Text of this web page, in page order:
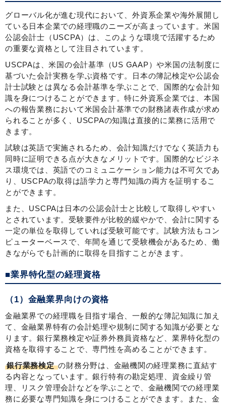
グローバル化が進む現代において、外資系企業や海外展開し
ている日本企業での経理職のニーズが高まっています。米国
公認会計士（USCPA）は、このような環境で活躍するため
の重要な資格として注目されています。
USCPAは、米国の会計基準（US GAAP）や米国の法制度に
基づいた会計実務を学ぶ資格です。日本の簿記検定や公認会
計士試験とは異なる会計基準を学ぶことで、国際的な会計知
識を身につけることができます。特に外資系企業では、本国
への報告業務において米国会計基準での財務諸表作成が求め
られることが多く、USCPAの知識は直接的に業務に活用で
きます。
試験は英語で実施されるため、会計知識だけでなく英語力も
同時に証明できる点が大きなメリットです。国際的なビジネ
ス環境では、英語でのコミュニケーション能力は不可欠であ
り、USCPAの取得は語学力と専門知識の両方を証明するこ
とができます。
また、USCPAは日本の公認会計士と比較して取得しやすい
とされています。受験要件が比較的緩やかで、会計に関する
一定の単位を取得していれば受験可能です。試験方法もコン
ピューターベースで、年間を通じて受験機会があるため、働
きながらでも計画的に取得を目指すことがきます。
■業界特化型の経理資格
（1）金融業界向けの資格
金融業界での経理職を目指す場合、一般的な簿記知識に加え
て、金融業界特有の会計処理や規制に関する知識が必要とな
ります。銀行業務検定や証券外務員資格など、業界特化型の
資格を取得することで、専門性を高めることができます。
銀行業務検定の財務分野は、金融機関の経理業務に直結す
る内容となっています。銀行特有の勘定処理、資金繰り管
理、リスク管理会計などを学ぶことで、金融機関での経理業
務に必要な専門知識を身につけることができます。また、金